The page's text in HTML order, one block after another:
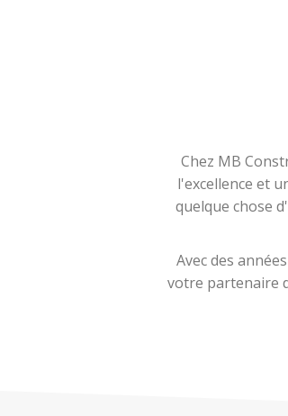
Chez MB
l'excellence et
quelque chose
Avec des
votre partenaire